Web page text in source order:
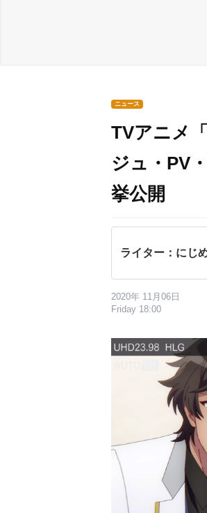
ニュース
TVアニメ
ジュ・PV
挙公開
ライター：にじ
2020年 11月06日
Friday 18:00